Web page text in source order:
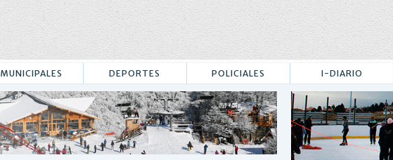
MUNICIPALES DEPORTES POLICIALES I-DIARIO